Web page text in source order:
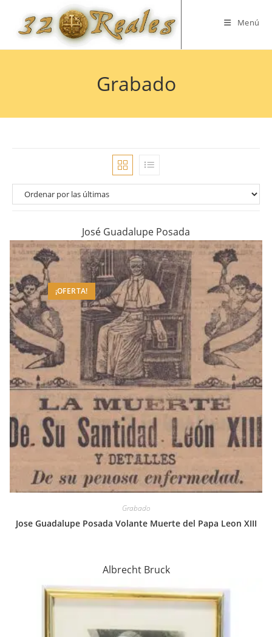
contenido
Menú
Grabado
José Guadalupe Posada
¡OFERTA!
Grabado
Jose Guadalupe Posada Volante Muerte del Papa Leon XIII
Albrecht Bruck